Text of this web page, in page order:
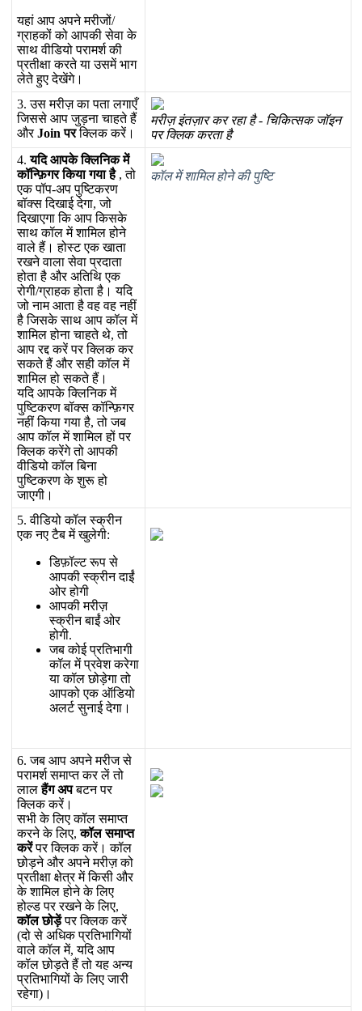
यह आप अपन मरज/
गरहक क आपक सव क
सथ वडय परमर क
परतक करत य उसम भग
लत हए दखग।
3. उस मरज क पत लगए
जसस आप जडन चहत ह
और Join पर कक कर।
मरज इतजर कर रह ह - चकतसक जइन
पर कक करत ह
4. यद आपक कनक म
कनगर कय गय ह , त
एक पप-अप पषकरण
बकस दखई दग, ज
दखएग क आप कसक
सथ कल म शमल हन
वल ह। हसट एक खत
रखन वल सव परदत
हत ह और अतथ एक
रग/गरहक हत ह। यद
ज नम आत ह वह वह नह
ह जसक सथ आप कल म
शमल हन चहत थ, त
आप रद कर पर कक कर
सकत ह और सह कल म
शमल ह सकत ह।
यद आपक कनक म
पषकरण बकस कनगर
नह कय गय ह, त जब
आप कल म शमल ह पर
कक करग त आपक
वडय कल बन
पषकरण क शर ह
जएग।
कल म शमल हन क पष
5. वडय कल सकरन
एक नए टब म खलग:
डफलट रप स
आपक सकरन दई
ओर हग
आपक मरज
सकरन बई ओर
हग.
जब कई परतभग
कल म परवश करग
य कल छडग त
आपक एक ऑडय
अलर सनई दग।
6. जब आप अपन मरज स
परमर समपत कर ल त
लल हग अप बटन पर
कक कर।
सभ क लए कल समपत
करन क लए, कल समपत
कर पर कक कर। कल
छडन और अपन मरज क
परतक कतर म कस और
क शमल हन क लए
हलड पर रखन क लए,
कल छड पर कक कर
(द स अधक परतभगय
वल कल म, यद आप
कल छडत ह त यह अनय
परतभगय क लए जर
रहग)।